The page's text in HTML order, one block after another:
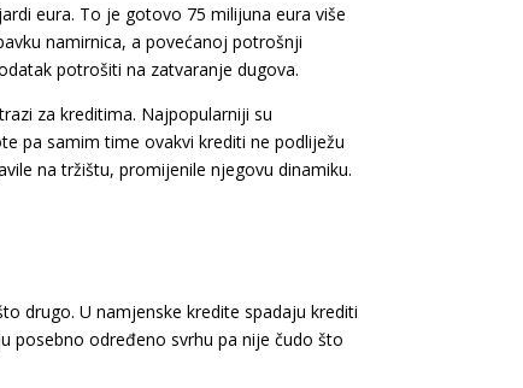
eura. To je gotovo 75 milijuna eura više
namirnica, a povećanoj potrošnji
potrošiti na zatvaranje dugova.
za kreditima. Najpopularniji su
pa samim time ovakvi krediti ne podliježu
na tržištu, promijenile njegovu dinamiku.
drugo. U namjenske kredite spadaju krediti
posebno određeno svrhu pa nije čudo što